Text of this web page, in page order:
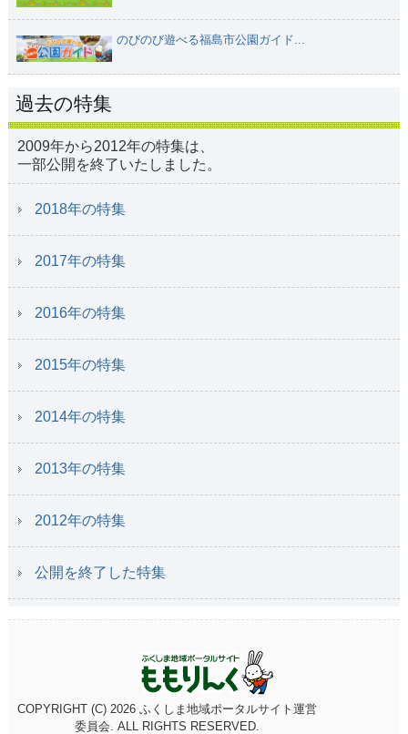
のびのび遊べる福島市公園ガイド...
過去の特集
2009年から2012年の特集は、
一部公開を終了いたしました。
2018年の特集
2017年の特集
2016年の特集
2015年の特集
2014年の特集
2013年の特集
2012年の特集
公開を終了した特集
COPYRIGHT (C) 2026 ふくしま地域ポータルサイト運営
委員会. ALL RIGHTS RESERVED.